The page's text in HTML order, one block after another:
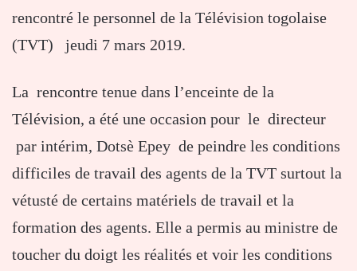
rencontré le personnel de la Télévision togolaise
(TVT) jeudi 7 mars 2019.
La rencontre tenue dans l’enceinte de la
Télévision, a été une occasion pour le directeur
par intérim, Dotsè Epey de peindre les conditions
difficiles de travail des agents de la TVT surtout la
vétusté de certains matériels de travail et la
formation des agents. Elle a permis au ministre de
toucher du doigt les réalités et voir les conditions